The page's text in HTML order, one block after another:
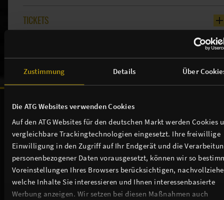
Zustimmung Details Über
Die ATG Websites verwenden Cookies
Auf den ATG Websites für den deutschen Markt werden Cookies
vergleichbare Trackingtechnologien eingesetzt. Ihre freiwillige
Einwilligung in den Zugriff auf Ihr Endgerät und die
personenbezogener Daten vorausgesetzt, können wir so
Voreinstellungen Ihres Browsers berücksichtigen,
welche Inhalte Sie interessieren und Ihnen interessenbasierte
Werbung anzeigen. Wir setzen bei diesen Maßnahmen auch
TICKETS